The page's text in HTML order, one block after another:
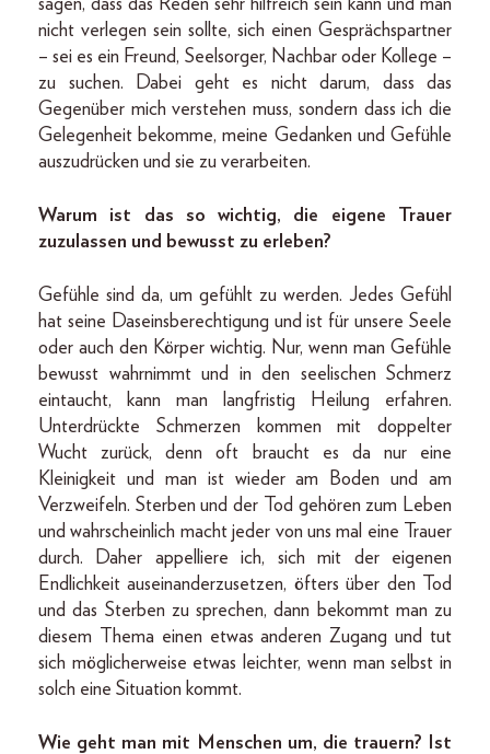
sagen, dass das Reden sehr hilfreich sein kann und man
nicht verlegen sein sollte, sich einen Gesprächspartner
– sei es ein Freund, Seelsorger, Nachbar oder Kollege –
zu suchen. Dabei geht es nicht darum, dass das
Gegenüber mich verstehen muss, sondern dass ich die
Gelegenheit bekomme, meine Gedanken und Gefühle
auszudrücken und sie zu verarbeiten.
Warum ist das so wichtig, die eigene Trauer
zuzulassen und bewusst zu erleben?
Gefühle sind da, um gefühlt zu werden. Jedes Gefühl
hat seine Daseinsberechtigung und ist für unsere Seele
oder auch den Körper wichtig. Nur, wenn man Gefühle
bewusst wahrnimmt und in den seelischen Schmerz
eintaucht, kann man langfristig Heilung erfahren.
Unterdrückte Schmerzen kommen mit doppelter
Wucht zurück, denn oft braucht es da nur eine
Kleinigkeit und man ist wieder am Boden und am
Verzweifeln. Sterben und der Tod gehören zum Leben
und wahrscheinlich macht jeder von uns mal eine Trauer
durch. Daher appelliere ich, sich mit der eigenen
Endlichkeit auseinanderzusetzen, öfters über den Tod
und das Sterben zu sprechen, dann bekommt man zu
diesem Thema einen etwas anderen Zugang und tut
sich möglicherweise etwas leichter, wenn man selbst in
solch eine Situation kommt.
Wie geht man mit Menschen um, die trauern? Ist